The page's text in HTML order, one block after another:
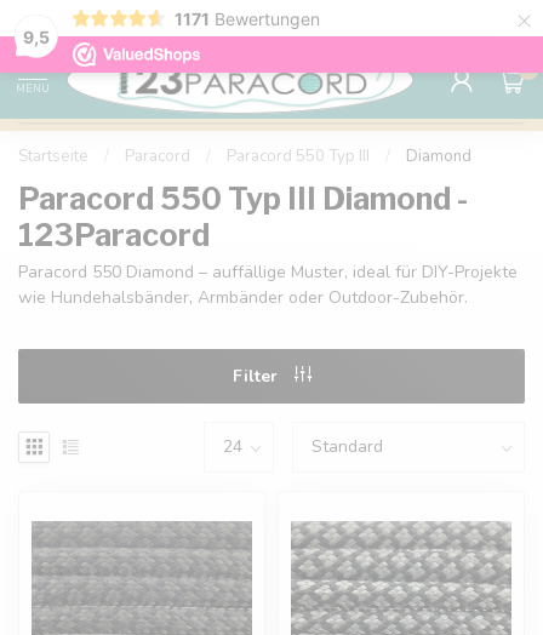
9,5
1171 Bewertungen ×
Kostenlose Lieferung nach Hause ab 150 €
MENU
0
Startseite Paracord Paracord 550 Typ III Diamond
Paracord 550 Typ III Diamond -
123Paracord
Paracord 550 Diamond – auffällige Muster, ideal für DIY-Projekte
wie Hundehalsbänder, Armbänder oder Outdoor-Zubehör.
Filter